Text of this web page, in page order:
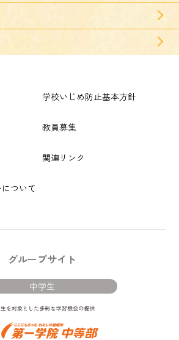
ついて
学校いじめ防止基本方針
教員募集
関連リンク
グループサイト
中学生